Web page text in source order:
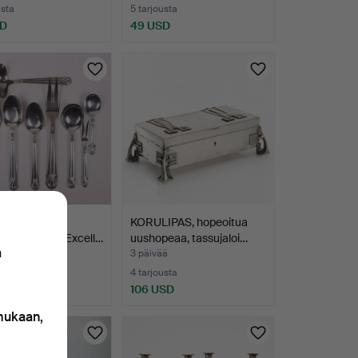
5 tarjousta
49 USD
aterinsetti, "Excell…
KORULIPAS, hopeoitua
uushopeaa, tassujaloi…
3 päivää
4 tarjousta
106 USD